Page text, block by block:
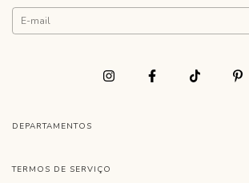
DEPARTAMENTOS
TERMOS DE SERVIÇO